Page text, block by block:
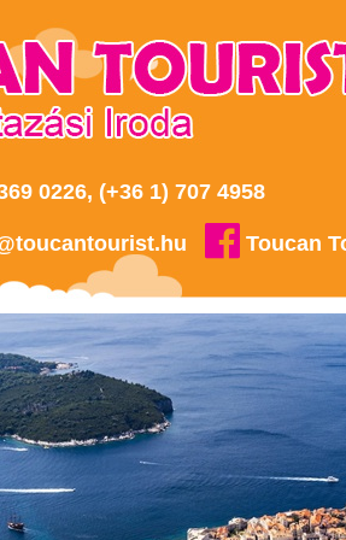
0226, (+36 1) 707 4958
Toucan